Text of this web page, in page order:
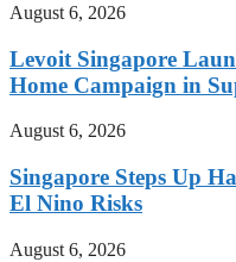
August 6, 2026
Levoit Singapore
Home Campaign in
August 6, 2026
Singapore Steps Up
El Nino Risks
August 6, 2026